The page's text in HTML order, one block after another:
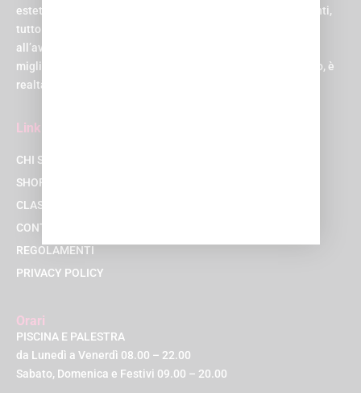
estetico, un centro medico, un parrucchiere e una zona eventi,
tutto sotto lo stesso tetto. E non un tetto qualsiasi, ma uno
all’avanguardia, progettato per rendere la tua esperienza la
migliore possibile. Suona come un sogno, vero? Beh, al Q-bo, è
realtà!
Link
CHI SIAMO
SHOP
CLASSI
CONTATTACI
REGOLAMENTI
PRIVACY POLICY
Orari
PISCINA E PALESTRA
da Lunedì a Venerdì 08.00 – 22.00
Sabato, Domenica e Festivi 09.00 – 20.00